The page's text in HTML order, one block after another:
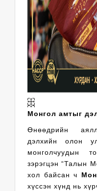
Монгол амтыг
Өнөөдрийн
дэлхийн олон
монголчуудын
зэрэгцэн “Талын
хол байсан ч
хүссэн хүнд нь